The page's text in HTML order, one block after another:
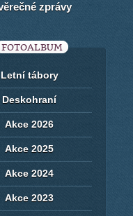
zprávy
FOTOALBUM
Letní tábory
Deskohraní
Akce 2026
Akce 2025
Akce 2024
Akce 2023